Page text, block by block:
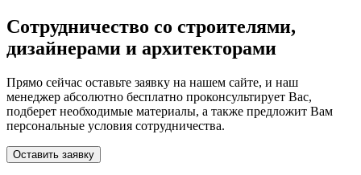
Сотрудничество со строителями,
дизайнерами и архитекторами
Прямо сейчас оставьте заявку на нашем сайте, и наш
менеджер абсолютно бесплатно проконсультирует Вас,
подберет необходимые материалы, а также предложит Вам
персональные условия сотрудничества.
Оставить заявку